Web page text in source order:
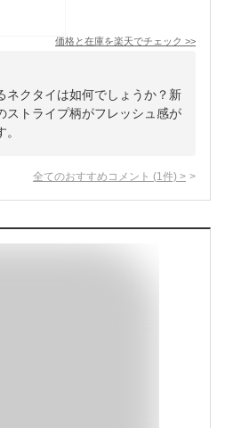
価格と在庫を楽天でチェック >>
ネクタイは如何でしょうか？新
ストライプ柄がフレッシュ感が
全てのおすすめコメント (1 件) >